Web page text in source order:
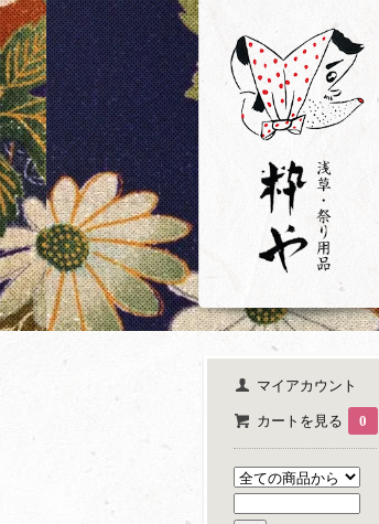
マイアカウント
カートを見る 0